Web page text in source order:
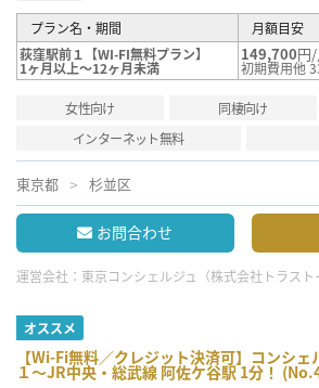
プラン名・期間
月額目安
荻窪駅前１【WI-FI無料プラン】
1ヶ月以上～12ヶ月未満
149,700円
初期費用他
女性向け 同棲向け
インターネット無料
東京都 杉並区
お問合わせ
運営会社： 東京コンシェルジュ（株式会社トラスト
オススメ
【Wi-Fi無料／クレジット決済可】コンシ
１～JR中央・総武線 阿佐ケ谷駅 1分！